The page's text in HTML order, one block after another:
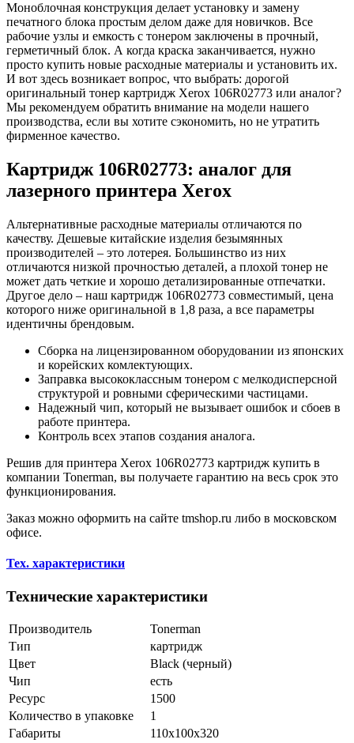
Моноблочная конструкция делает установку и замену
печатного блока простым делом даже для новичков. Все
рабочие узлы и емкость с тонером заключены в прочный,
герметичный блок. А когда краска заканчивается, нужно
просто купить новые расходные материалы и установить их.
И вот здесь возникает вопрос, что выбрать: дорогой
оригинальный тонер картридж Xerox 106R02773 или аналог?
Мы рекомендуем обратить внимание на модели нашего
производства, если вы хотите сэкономить, но не утратить
фирменное качество.
Картридж 106R02773: аналог для
лазерного принтера Xerox
Альтернативные расходные материалы отличаются по
качеству. Дешевые китайские изделия безымянных
производителей – это лотерея. Большинство из них
отличаются низкой прочностью деталей, а плохой тонер не
может дать четкие и хорошо детализированные отпечатки.
Другое дело – наш картридж 106R02773 совместимый, цена
которого ниже оригинальной в 1,8 раза, а все параметры
идентичны брендовым.
Сборка на лицензированном оборудовании из японских
и корейских комлектующих.
Заправка высококлассным тонером с мелкодисперсной
структурой и ровными сферическими частицами.
Надежный чип, который не вызывает ошибок и сбоев в
работе принтера.
Контроль всех этапов создания аналога.
Решив для принтера Xerox 106R02773 картридж купить в
компании Tonerman, вы получаете гарантию на весь срок это
функционирования.
Заказ можно оформить на сайте tmshop.ru либо в московском
офисе.
Тех. характеристики
Технические характеристики
Производитель
Tonerman
Тип
картридж
Цвет
Black (черный)
Чип
есть
Ресурс
1500
Количество в упаковке
1
Габариты
110x100x320